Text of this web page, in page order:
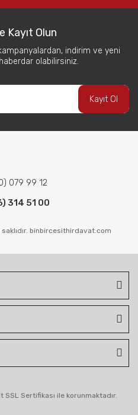
Kayıt Olun
indirim ve yeni
olabilirsiniz.
Kayıt Ol
079 99 12
314 51 00
binbircesithirdavat.com
Sertifikası ile korunmaktadır.